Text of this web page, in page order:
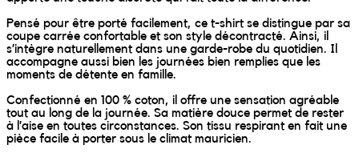
Pensé pour être porté facilement, ce t-shirt se distingue par sa
coupe carrée confortable et son style décontracté. Ainsi, il
s’intègre naturellement dans une garde-robe du quotidien. Il
accompagne aussi bien les journées bien remplies que les
moments de détente en famille.
Confectionné en 100 % coton, il offre une sensation agréable
tout au long de la journée. Sa matière douce permet de rester
à l’aise en toutes circonstances. Son tissu respirant en fait une
pièce facile à porter sous le climat mauricien.
The Octopus
Timimi
Timo
Vizavi